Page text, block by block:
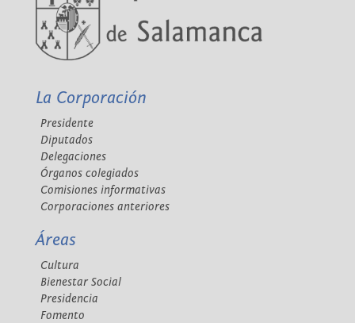
La Corporación
Presidente
Diputados
Delegaciones
Órganos colegiados
Comisiones informativas
Corporaciones anteriores
Áreas
Cultura
Bienestar Social
Presidencia
Fomento